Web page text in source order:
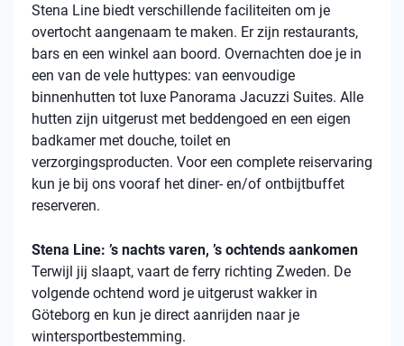
Stena Line biedt verschillende faciliteiten om je
overtocht aangenaam te maken. Er zijn restaurants,
bars en een winkel aan boord. Overnachten doe je in
een van de vele huttypes: van eenvoudige
binnenhutten tot luxe Panorama Jacuzzi Suites. Alle
hutten zijn uitgerust met beddengoed en een eigen
badkamer met douche, toilet en
verzorgingsproducten. Voor een complete reiservaring
kun je bij ons vooraf het diner- en/of ontbijtbuffet
reserveren.
Stena Line: ’s nachts varen, ’s ochtends aankomen
Terwijl jij slaapt, vaart de ferry richting Zweden. De
volgende ochtend word je uitgerust wakker in
Göteborg en kun je direct aanrijden naar je
wintersportbestemming.